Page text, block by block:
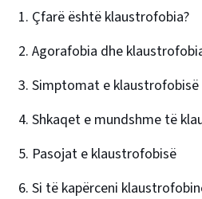
Çfarë është klaustrofobia?
Agorafobia dhe
Simptomat e klaustrofobisë
Shkaqet e mundshme të
Pasojat e klaustrofobisë
Si të kapërceni